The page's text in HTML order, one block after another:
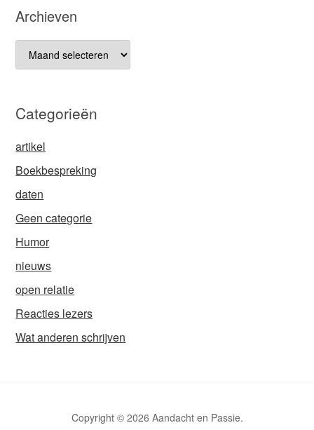
Archieven
Archieven
Categorieën
artikel
Boekbespreking
daten
Geen categorie
Humor
nieuws
open relatie
Reacties lezers
Wat anderen schrijven
Copyright © 2026 Aandacht en Passie.